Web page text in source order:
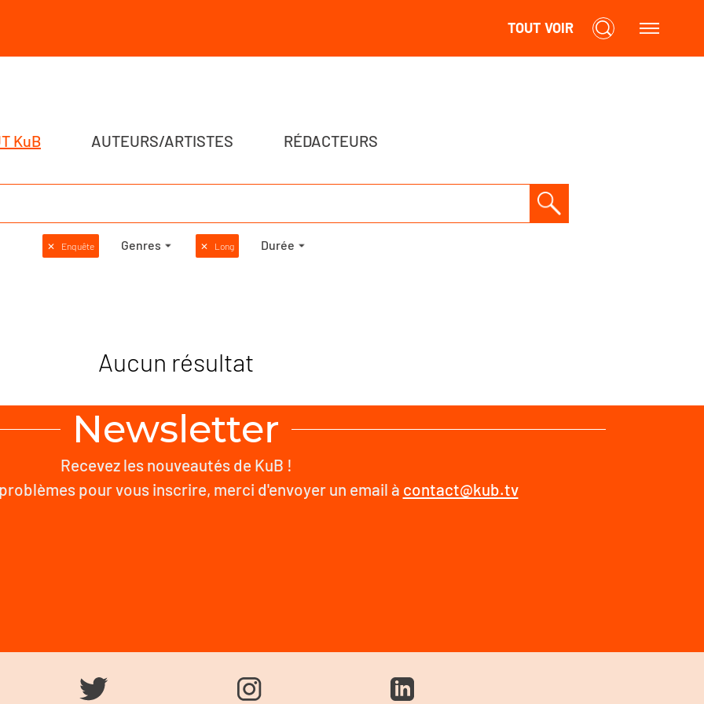
TOUT VOIR
KuB AUTEURS/ARTISTES RÉDACTEURS
✕ Enquête Genres ✕ Long Durée
Aucun résultat
Newsletter
Recevez les nouveautés de KuB !
pour vous inscrire, merci d'envoyer un email à contact@kub.tv